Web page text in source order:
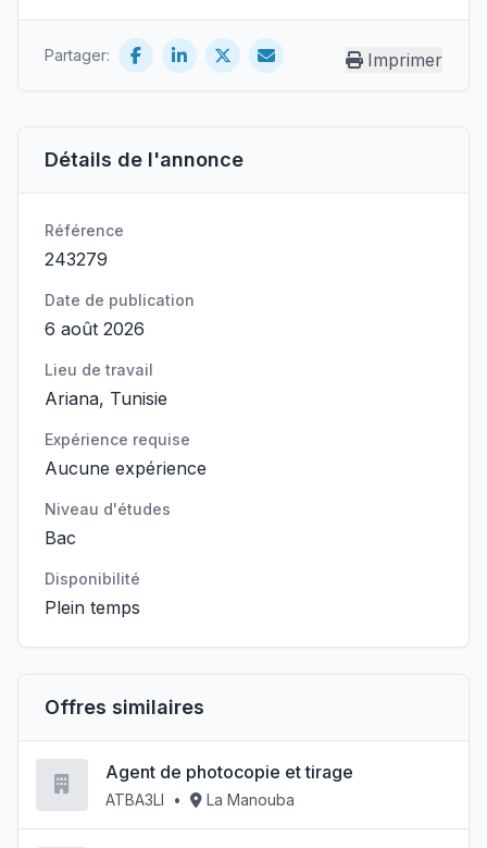
Détails de l'annonce
Référence
243279
Date de publication
6 août 2026
Lieu de travail
Ariana, Tunisie
Expérience requise
Aucune expérience
Niveau d'études
Bac
Disponibilité
Plein temps
Offres similaires
Agent de photocopie et tirage
ATBA3LI • La Manouba
Partager: Imprimer